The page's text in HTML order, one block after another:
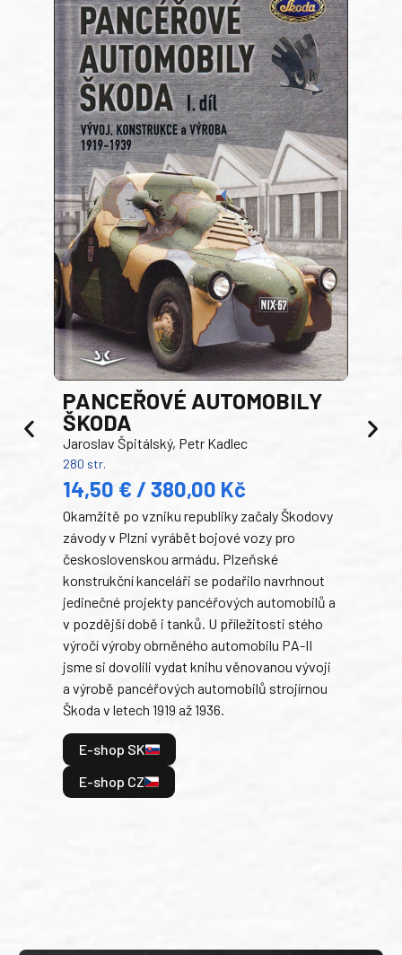
PANCEŘOVÉ AUTOMOBILY
ŠKODA
Jaroslav Špitálský, Petr Kadlec
280 str.
14,50 € / 380,00 Kč
Okamžitě po vzniku republiky začaly Škodovy
závody v Plzni vyrábět bojové vozy pro
československou armádu. Plzeňské
konstrukční kanceláři se podařilo navrhnout
jedinečné projekty pancéřových automobilů a
v pozdější době i tanků. U příležitosti stého
výročí výroby obrněného automobilu PA-II
jsme si dovolili vydat knihu věnovanou vývoji
a výrobě pancéřových automobilů strojírnou
Škoda v letech 1919 až 1936.
E-shop SK
E-shop CZ